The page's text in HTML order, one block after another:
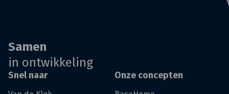
Samen
in ontwikkeling
Snel naar Onze concepten